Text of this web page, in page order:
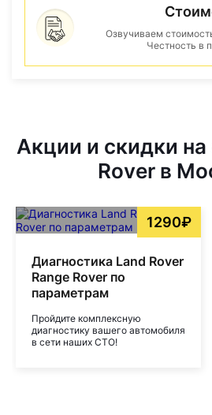
Озвучиваем
Честность в
Акции и скидки на
Rover в
1290₽
Диагностика Land Rover
Range Rover по
параметрам
Пройдите комплексную
диагностику вашего автомобиля
в сети наших СТО!